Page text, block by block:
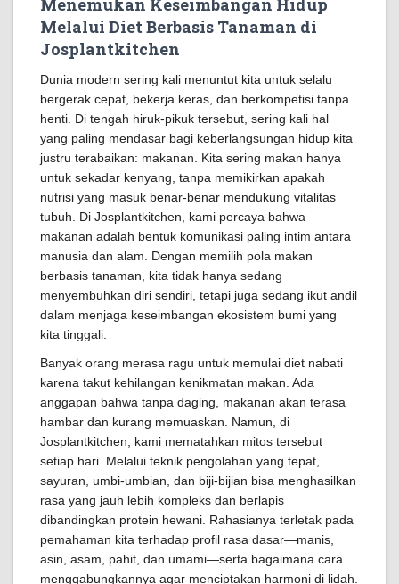
Menemukan Keseimbangan Hidup
Melalui Diet Berbasis Tanaman di
Josplantkitchen
Dunia modern sering kali menuntut kita untuk selalu
bergerak cepat, bekerja keras, dan berkompetisi tanpa
henti. Di tengah hiruk-pikuk tersebut, sering kali hal
yang paling mendasar bagi keberlangsungan hidup kita
justru terabaikan: makanan. Kita sering makan hanya
untuk sekadar kenyang, tanpa memikirkan apakah
nutrisi yang masuk benar-benar mendukung vitalitas
tubuh. Di Josplantkitchen, kami percaya bahwa
makanan adalah bentuk komunikasi paling intim antara
manusia dan alam. Dengan memilih pola makan
berbasis tanaman, kita tidak hanya sedang
menyembuhkan diri sendiri, tetapi juga sedang ikut andil
dalam menjaga keseimbangan ekosistem bumi yang
kita tinggali.
Banyak orang merasa ragu untuk memulai diet nabati
karena takut kehilangan kenikmatan makan. Ada
anggapan bahwa tanpa daging, makanan akan terasa
hambar dan kurang memuaskan. Namun, di
Josplantkitchen, kami mematahkan mitos tersebut
setiap hari. Melalui teknik pengolahan yang tepat,
sayuran, umbi-umbian, dan biji-bijian bisa menghasilkan
rasa yang jauh lebih kompleks dan berlapis
dibandingkan protein hewani. Rahasianya terletak pada
pemahaman kita terhadap profil rasa dasar—manis,
asin, asam, pahit, dan umami—serta bagaimana cara
menggabungkannya agar menciptakan harmoni di lidah.